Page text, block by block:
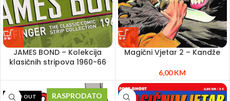
JAMES BOND – Kolekcija
klasičnih stripova 1960-66
Magični Vjetar 2 – Kandže
6,00KM
SOLD OUT RASPRODATO